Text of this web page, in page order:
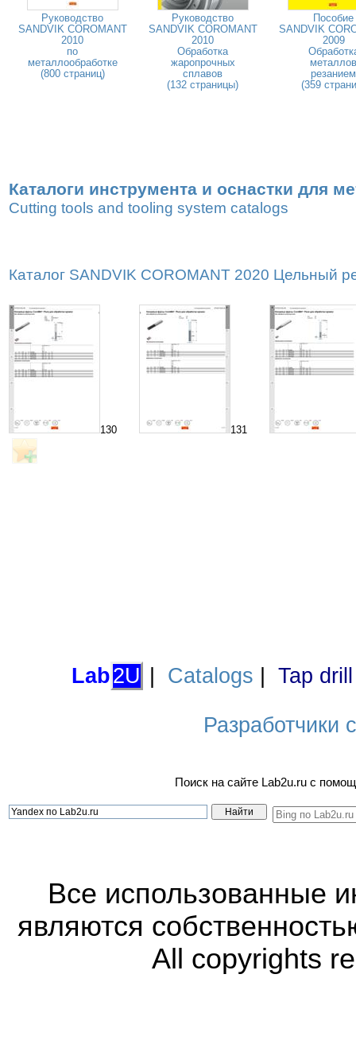
Руководство
SANDVIK COROMANT
2010
по
металлообработке
(800 страниц)
Руководство
SANDVIK COROMANT
2010
Обработка
жаропрочных
сплавов
(132 страницы)
Пособие
SANDVIK
2009
металлов
резанием
(359
Каталоги инструмента и оснастки для
Cutting tools and tooling system catalogs
Каталог SANDVIK COROMANT 2020 Цельный
130 131
Lab2U Catalogs Tap
Разработчики
Поиск на сайте Lab2u.ru с
Все использованные
являются
All copyrights